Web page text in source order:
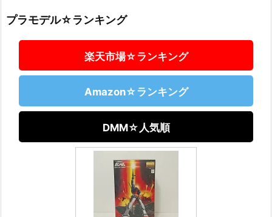
プラモデル☆ランキング
楽天市場☆ランキング
Amazon☆ランキング
DMM☆人気順